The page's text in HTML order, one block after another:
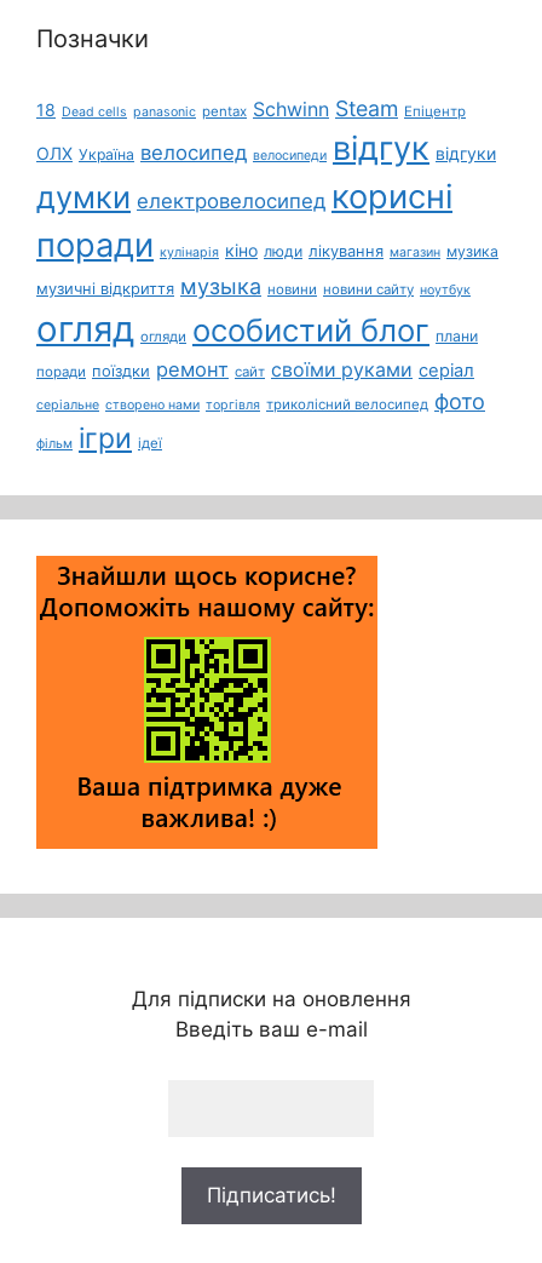
Позначки
18 Dead cells panasonic pentax Schwinn Steam Епіцентр
ОЛХ Україна велосипед велосипеди відгук відгуки
думки електровелосипед корисні
поради кулінарія кіно люди лікування магазин музика
музичні відкриття музыка новини новини сайту ноутбук
огляд огляди особистий блог плани
поради поїздки ремонт сайт своїми руками серіал
серіальне створено нами торгівля триколісний велосипед фото
фільм ігри ідеї
Для підписки на оновлення
Введіть ваш e-mail